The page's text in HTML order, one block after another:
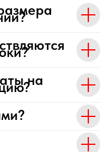
на